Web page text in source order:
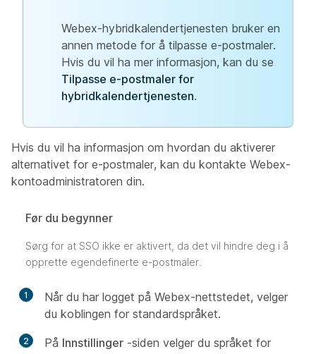
Webex-hybridkalendertjenesten bruker en
annen metode for å tilpasse e-postmaler.
Hvis du vil ha mer informasjon, kan du se
Tilpasse e-postmaler for
hybridkalendertjenesten.
Hvis du vil ha informasjon om hvordan du aktiverer
alternativet for e-postmaler, kan du kontakte Webex-
kontoadministratoren din.
Før du begynner
Sørg for at SSO ikke er aktivert, da det vil hindre deg i å
opprette egendefinerte e-postmaler.
1
Når du har logget på Webex-nettstedet, velger
du koblingen for standardspråket.
2 På Innstillinger -siden velger du språket for